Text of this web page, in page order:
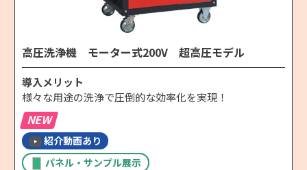
高圧洗浄機 モーター式200V 超高圧モデル
導入メリット
様々な用途の洗浄で圧倒的な効率化を実現！
NEW
紹介動画あり
パネル・サンプル展示